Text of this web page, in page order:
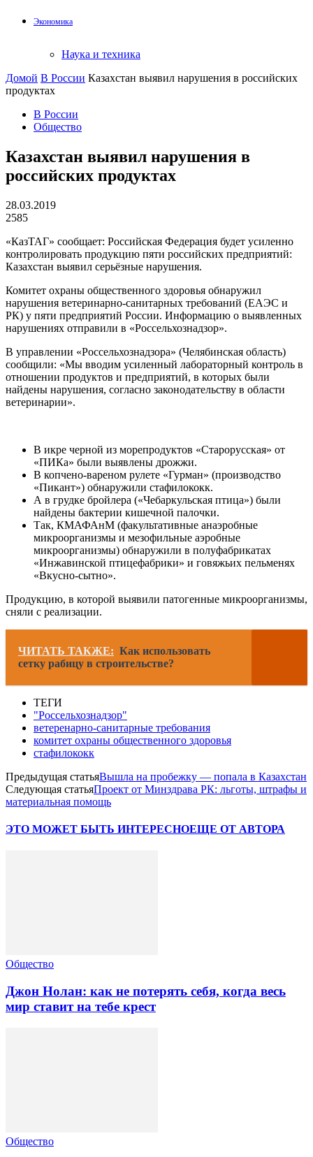
Экономика
Наука и техника
Домой В России Казахстан выявил нарушения в российских
продуктах
В России
Общество
Казахстан выявил нарушения в
российских продуктах
28.03.2019
2585
«КазТАГ» сообщает: Российская Федерация будет усиленно
контролировать продукцию пяти российских предприятий:
Казахстан выявил серьёзные нарушения.
Комитет охраны общественного здоровья обнаружил
нарушения ветеринарно-санитарных требований (ЕАЭС и
РК) у пяти предприятий России. Информацию о выявленных
нарушениях отправили в «Россельхознадзор».
В управлении «Россельхознадзора» (Челябинская область)
сообщили: «Мы вводим усиленный лабораторный контроль в
отношении продуктов и предприятий, в которых были
найдены нарушения, согласно законодательству в области
ветеринарии».
В икре черной из морепродуктов «Старорусская» от
«ПИКа» были выявлены дрожжи.
В копчено-вареном рулете «Гурман» (производство
«Пикант») обнаружили стафилококк.
А в грудке бройлера («Чебаркульская птица») были
найдены бактерии кишечной палочки.
Так, КМАФАнМ (факультативные анаэробные
микроорганизмы и мезофильные аэробные
микроорганизмы) обнаружили в полуфабрикатах
«Инжавинской птицефабрики» и говяжьих пельменях
«Вкусно-сытно».
Продукцию, в которой выявили патогенные микроорганизмы,
сняли с реализации.
ЧИТАТЬ ТАКЖЕ: Как использовать
сетку рабицу в строительстве?
ТЕГИ
"Россельхознадзор"
ветеренарно-санитарные требования
комитет охраны общественного здоровья
стафилококк
Предыдущая статьяВышла на пробежку — попала в Казахстан
Следующая статьяПроект от Минздрава РК: льготы, штрафы и
материальная помощь
ЭТО МОЖЕТ БЫТЬ ИНТЕРЕСНОЕЩЕ ОТ АВТОРА
Общество
Джон Нолан: как не потерять себя, когда весь
мир ставит на тебе крест
Общество